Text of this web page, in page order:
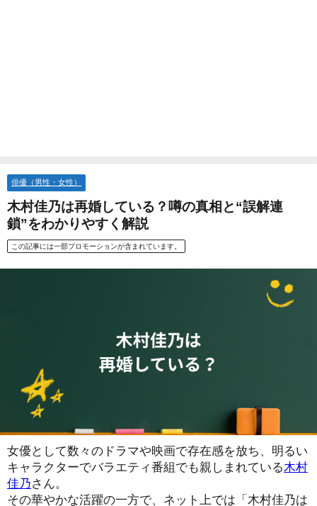
俳優（男性・女性）
木村佳乃は再婚している？噂の真相と“誤解連
鎖”をわかりやすく解説
この記事には一部プロモーションが含まれています。
女優として数々のドラマや映画で存在感を放ち、明るい
キャラクターでバラエティ番組でも親しまれている木村
佳乃さん。
その華やかな活躍の一方で、ネット上では「木村佳乃は